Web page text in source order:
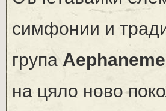
симфонии и
група
на цяло ново